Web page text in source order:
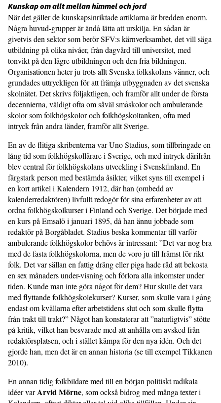
Kunskap om allt mellan himmel och jord
När det gäller de kunskapsinriktade artiklarna är bredden enorm.
Några huvud-grupper är ändå lätta att urskilja. En sådan är
givetvis den sektor som berör SFV:s kärnverksamhet, det vill säga
utbildning på olika nivåer, från dagvård till universitet, med
tonvikt på den lägre utbildningen och den fria bildningen.
Organisationen heter ju trots allt Svenska folkskolans vänner, och
grundades uttryckligen för att främja utbyggnaden av det svenska
skolnätet. Det skrivs följaktligen, och framför allt under de första
decennierna, väldigt ofta om såväl småskolor och ambulerande
skolor som folkhögskolor och folkhögskoltanken, ofta med
intryck från andra länder, framför allt Sverige.
En av de flitiga skribenterna var Uno Stadius, som tillbringade en
lång tid som folkhögskollärare i Sverige, och med intryck därifrån
blev central för folkhögskolans utveckling i Svenskfinland. En
färgstark person med bestämda åsikter, vilket syns till exempel i
en kort artikel i Kalendern 1912, där han (ombedd av
kalenderredaktören) livfullt redogör för sina erfarenheter av att
ordna folkhögskolkurser i Finland och Sverige. Det började med
en kurs på Emsalö i januari 1895, då han ännu jobbade som
redaktör på Borgåbladet. Stadius beska kommentar till varför
ambulerande folkhögskolor behövs är intressant: ”Det var nog bra
med de fasta folkhögskolorna, men de voro ju till främst för rikt
folk. Det var sällan en fattig dräng eller piga hade råd att bekosta
en sex månaders under-visning och förlora alla inkomster under
tiden. Kunde man inte göra något för dem? Hur skulle det vara
med flyttande folkhögskolekurser? Kurser, som skulle vara i gång
endast om kvällarna efter arbetstidens slut och som skulle flytta
från trakt till trakt?” Något han konstaterar att ”naturligtvis” stötte
på kritik, vilket han besvarade med att anhålla om avsked från
redaktörsplatsen, och i stället kämpa för den nya idén. Och det
gjorde han, men det är en annan historia (se till exempel Tikkanen
2010).
En annan tidig folkbildare med till en början politiskt radikala
idéer varArvid Mörne, som också bidrog med många texter i